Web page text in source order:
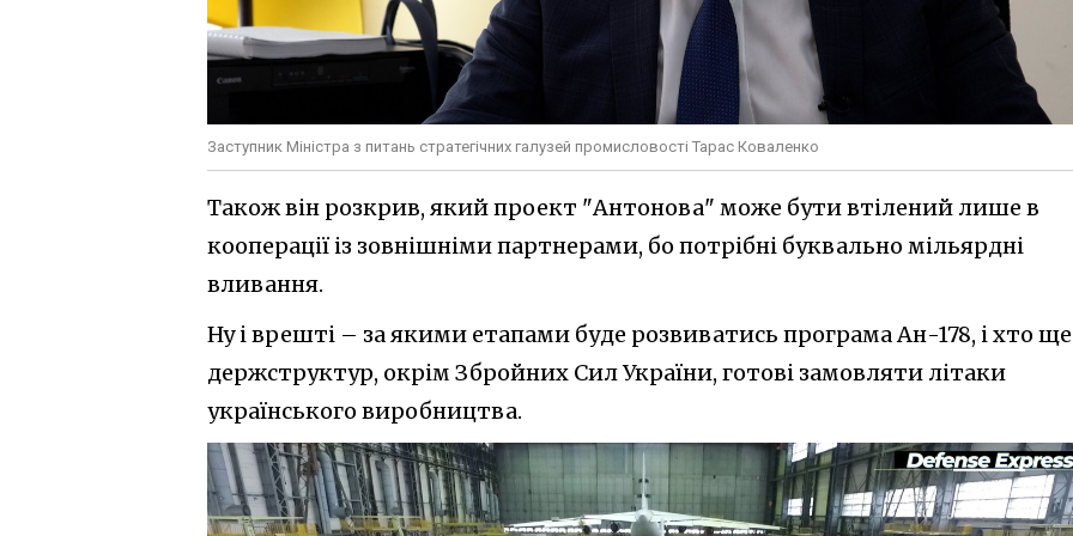
Заступник Міністра з питань стратегічних галузей промисловості Тарас Коваленко
Також він розкрив, який проект "Антонова" може бути втілений лише в
кооперації із зовнішніми партнерами, бо потрібні буквально мільярдні
вливання.
Ну і врешті – за якими етапами буде розвиватись програма Ан-178, і хто ще
держструктур, окрім Збройних Сил України, готові замовляти літаки
українського виробництва.